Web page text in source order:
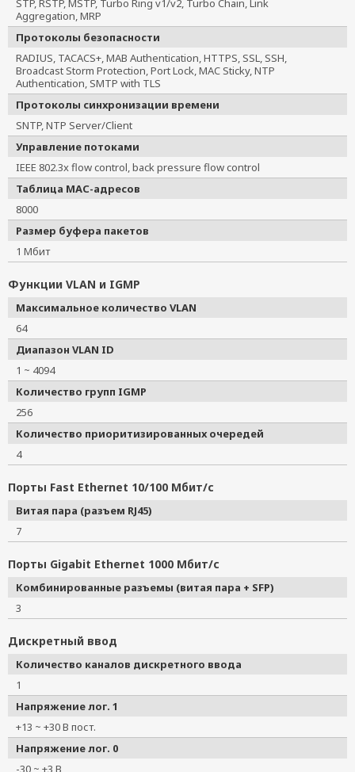
STP, RSTP, MSTP, Turbo Ring v1/v2, Turbo Chain, Link
Aggregation, MRP
Протоколы безопасности
RADIUS, TACACS+, MAB Authentication, HTTPS, SSL, SSH,
Broadcast Storm Protection, Port Lock, MAC Sticky, NTP
Authentication, SMTP with TLS
Протоколы синхронизации времени
SNTP, NTP Server/Client
Управление потоками
IEEE 802.3x flow control, back pressure flow control
Таблица MAC-адресов
8000
Размер буфера пакетов
1 Мбит
Функции VLAN и IGMP
Максимальное количество VLAN
64
Диапазон VLAN ID
1 ~ 4094
Количество групп IGMP
256
Количество приоритизированных очередей
4
Порты Fast Ethernet 10/100 Мбит/с
Витая пара (разъем RJ45)
7
Порты Gigabit Ethernet 1000 Мбит/с
Комбинированные разъемы (витая пара + SFP)
3
Дискретный ввод
Количество каналов дискретного ввода
1
Напряжение лог. 1
+13 ~ +30 В пост.
Напряжение лог. 0
-30 ~ +3 В